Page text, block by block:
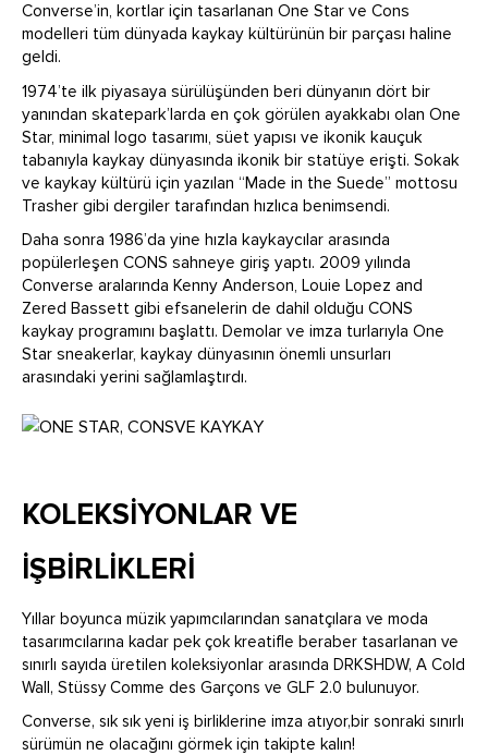
Converse’in, kortlar için tasarlanan One Star ve Cons
modelleri tüm dünyada kaykay kültürünün bir parçası haline
geldi.
1974’te ilk piyasaya sürülüşünden beri dünyanın dört bir
yanından skatepark’larda en çok görülen ayakkabı olan One
Star, minimal logo tasarımı, süet yapısı ve ikonik kauçuk
tabanıyla kaykay dünyasında ikonik bir statüye erişti. Sokak
ve kaykay kültürü için yazılan “Made in the Suede” mottosu
Trasher gibi dergiler tarafından hızlıca benimsendi.
Daha sonra 1986’da yine hızla kaykaycılar arasında
popülerleşen CONS sahneye giriş yaptı. 2009 yılında
Converse aralarında Kenny Anderson, Louie Lopez and
Zered Bassett gibi efsanelerin de dahil olduğu CONS
kaykay programını başlattı. Demolar ve imza turlarıyla One
Star sneakerlar, kaykay dünyasının önemli unsurları
arasındaki yerini sağlamlaştırdı.
KOLEKSİYONLAR VE
İŞBİRLİKLERİ
Yıllar boyunca müzik yapımcılarından sanatçılara ve moda
tasarımcılarına kadar pek çok kreatifle beraber tasarlanan ve
sınırlı sayıda üretilen koleksiyonlar arasında DRKSHDW, A Cold
Wall, Stüssy Comme des Garçons ve GLF 2.0 bulunuyor.
Converse, sık sık yeni iş birliklerine imza atıyor,bir sonraki sınırlı
sürümün ne olacağını görmek için takipte kalın!